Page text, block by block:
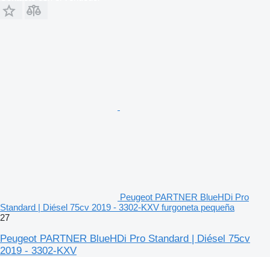
Peugeot PARTNER BlueHDi Pro
Standard | Diésel 75cv 2019 - 3302-KXV furgoneta pequeña
27
Peugeot PARTNER BlueHDi Pro Standard | Diésel 75cv
2019 - 3302-KXV